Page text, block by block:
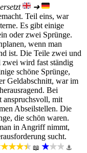
➜
Teil eins, war
Es gibt einige
oder zwei Sprünge.
wenn man
ist. Die Teile zwei und
zwei wird fast ständig
schöne Sprünge,
Geldabschnitt, war im
Bei
anspruchsvoll, mit
Abseilstellen. Die
die schön waren.
in Angriff nimmt,
sucht.
📖 ★★★ ⚓